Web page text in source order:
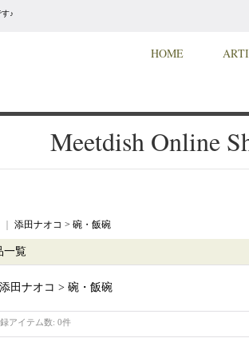
♪
HOME
Meetdish Online
添田ナオコ > 碗・飯碗
一覧
添田ナオコ > 碗・飯碗
アイテム数: 0件